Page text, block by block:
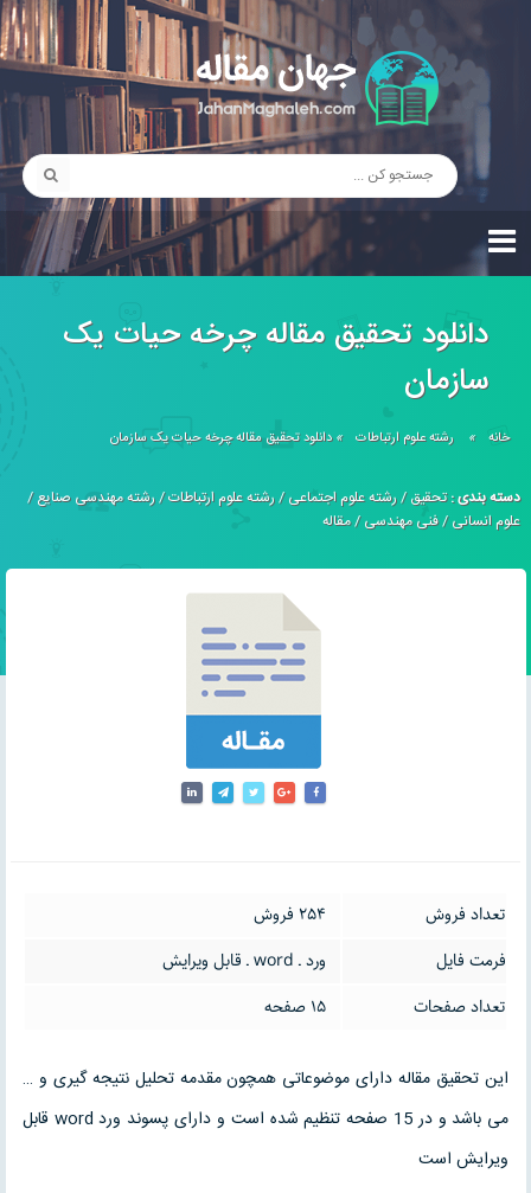
دانلود تحقیق مقاله چرخه حيات يک
سازمان
خانه » رشته علوم ارتباطات »دانلود تحقیق مقاله چرخه حيات يک سازمان
دسته بندی :تحقیق/رشته علوم اجتماعی/رشته علوم ارتباطات/رشته مهندسی صنایع/
علوم انسانی/فنی مهندسی/مقاله
تعداد فروش
254 فروش
فرمت فایل
ورد ـ word ـ قابل ویرایش
تعداد صفحات
15 صفحه
این تحقیق مقاله دارای موضوعاتی همچون مقدمه تحلیل نتیجه گیری و …
می باشد و در 15 صفحه تنظیم شده است و دارای پسوند ورد word قابل
ویرایش است